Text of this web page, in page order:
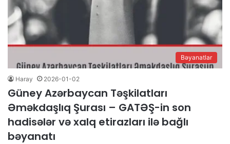
Bəyanatlar
Haray 2026-01-02
Güney Azərbaycan Təşkilatları
Əməkdaşlıq Şurası – GATƏŞ-in son
hadisələr və xalq etirazları ilə bağlı
bəyanatı